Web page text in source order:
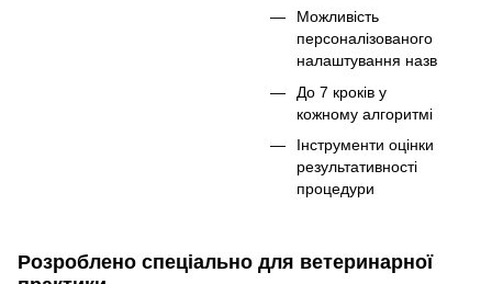
Можливість
персоналізованого
налаштування назв
До 7 кроків у
кожному алгоритмі
Інструменти оцінки
результативності
процедури
Розроблено спеціально для ветеринарної